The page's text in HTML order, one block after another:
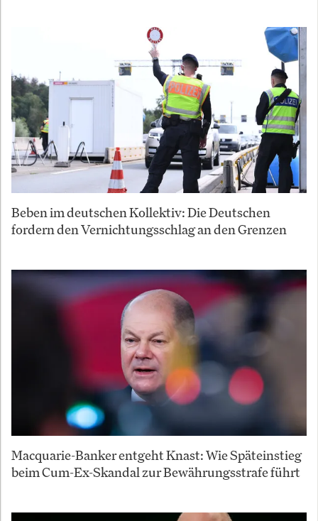
Beben im deutschen Kollektiv: Die Deutschen
fordern den Vernichtungsschlag an den Grenzen
Macquarie-Banker entgeht Knast: Wie Späteinstieg
beim Cum-Ex-Skandal zur Bewährungsstrafe führt